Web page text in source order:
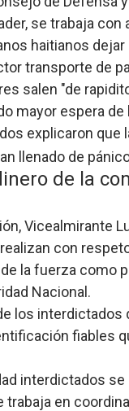
ganadores
de las
reconocido por
posiciones en los
Manual de
se trabaja con
haitianos
transporte de
salen "de
mayor espera de
explicaron que
llenado de
de la
Vicealmirante
con
la fuerza como
Nacional.
los
fiables
interdictados
en